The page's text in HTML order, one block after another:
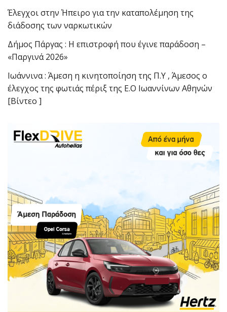
Έλεγχοι στην Ήπειρο για την καταπολέμηση της
διάδοσης των ναρκωτικών
Δήμος Πάργας : Η επιστροφή που έγινε παράδοση –
«Παργινά 2026»
Ιωάννινα : Άμεση η κινητοποίηση της Π.Υ , Άμεσος ο
έλεγχος της φωτιάς πέριξ της Ε.Ο Ιωαννίνων Αθηνών
[Βίντεο ]